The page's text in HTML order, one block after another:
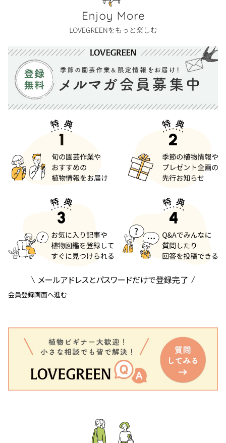
メールアドレスとパスワードだけで登録完了
会員登録画面へ進む